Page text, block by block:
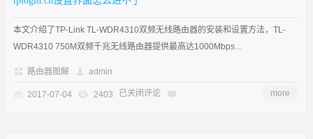
本文介绍了TP-Link TL-WDR4310双频无线路由器的安装和设置方法，TL-
WDR4310 750M双频千兆无线路由器提供最高达1000Mbps...
路由器图解 admin
2017-07-04 2403 已关闭评论 more